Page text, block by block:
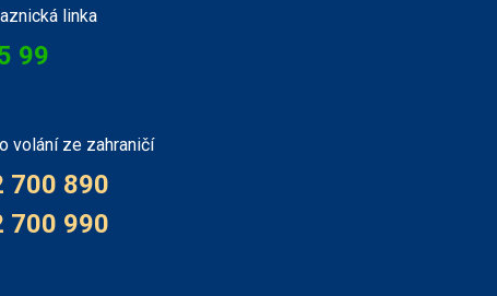
linka
99
volání ze zahraničí
700 890
700 990